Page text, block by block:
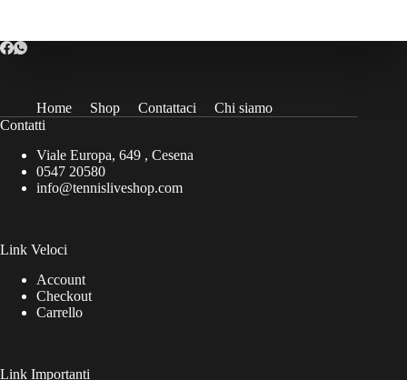
Home Shop Contattaci
Chi siamo
Contatti
Viale Europa, 649 , Cesena
0547 20580
info@tennisliveshop.com
Link Veloci
Account
Checkout
Carrello
Link Importanti